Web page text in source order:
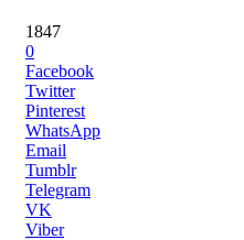
1847
0
Facebook
Twitter
Pinterest
WhatsApp
Email
Tumblr
Telegram
VK
Viber